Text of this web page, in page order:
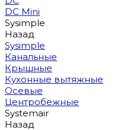
DC Mini
Sysimple
Назад
Sysimple
Канальные
Крышные
Кухонные вытяжные
Осевые
Центробежные
Systemair
Назад